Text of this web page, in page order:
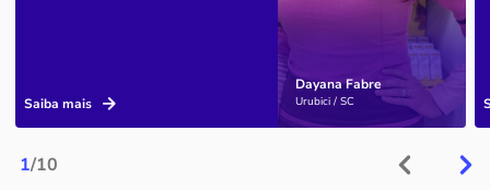
1/10
Dayana Fabre
Urubici / SC
Saiba mais